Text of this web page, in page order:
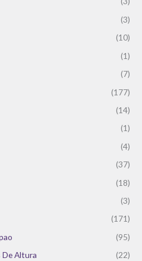
(3)
(10)
(1)
(7)
(177)
(14)
(1)
(4)
(37)
(18)
(3)
(171)
(95)
De Altura
(22)